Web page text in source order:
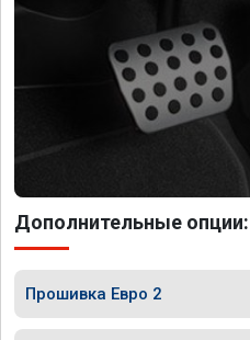
Дополнительные опции:
Прошивка Евро 2